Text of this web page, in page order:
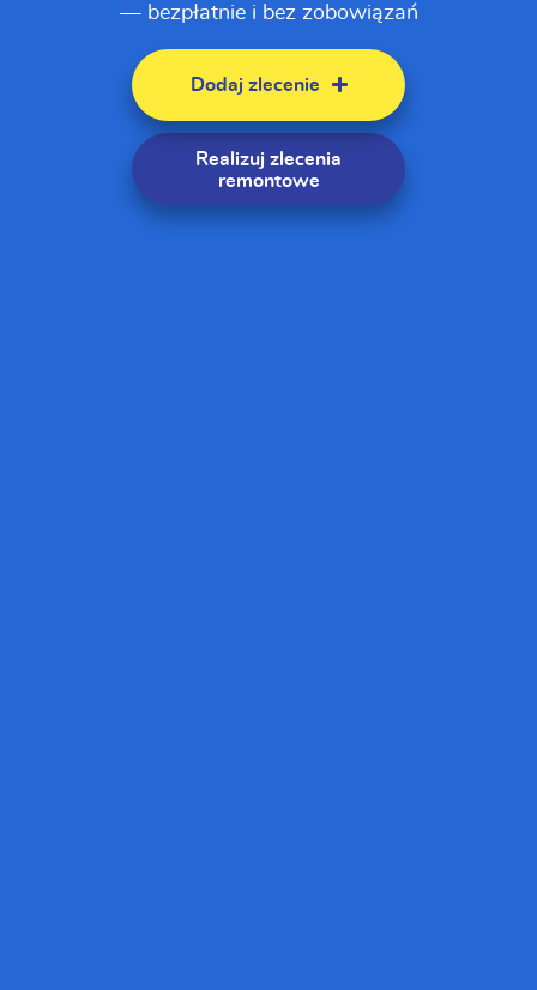
— bezpłatnie i bez zobowiązań
Dodaj zlecenie
Realizuj zlecenia
remontowe